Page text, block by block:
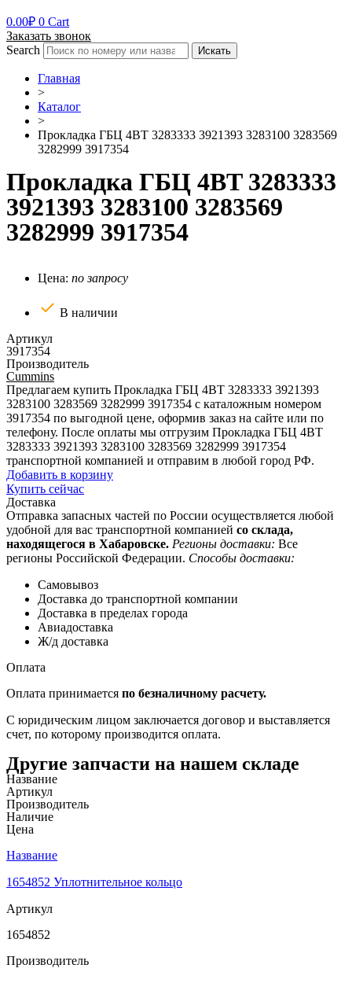
0.00₽ 0 Cart
Заказать звонок
Search
Искать
Главная
>
Каталог
>
Прокладка ГБЦ 4BT 3283333 3921393 3283100 3283569
3282999 3917354
Прокладка ГБЦ 4BT 3283333
3921393 3283100 3283569
3282999 3917354
Цена: по запросу
В наличии
Артикул
3917354
Производитель
Cummins
Предлагаем купить Прокладка ГБЦ 4BT 3283333 3921393
3283100 3283569 3282999 3917354 с каталожным номером
3917354 по выгодной цене, оформив заказ на сайте или по
телефону. После оплаты мы отгрузим Прокладка ГБЦ 4BT
3283333 3921393 3283100 3283569 3282999 3917354
транспортной компанией и отправим в любой город РФ.
Добавить в корзину
Купить сейчас
Доставка
Отправка запасных частей по России осуществляется любой
удобной для вас транспортной компанией со склада,
находящегося в Хабаровске. Регионы доставки: Все
регионы Российской Федерации. Способы доставки:
Самовывоз
Доставка до транспортной компании
Доставка в пределах города
Авиадоставка
Ж/д доставка
Оплата
Оплата принимается по безналичному расчету.
С юридическим лицом заключается договор и выставляется
счет, по которому производится оплата.
Другие запчасти на нашем складе
Название
Артикул
Производитель
Наличие
Цена
Название
1654852 Уплотнительное кольцо
Артикул
1654852
Производитель